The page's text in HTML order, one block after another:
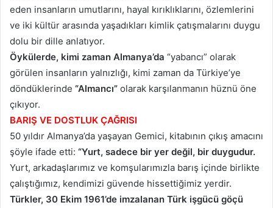
eden insanların umutlarını, hayal kırıklıklarını, özlemlerini
ve iki kültür arasında yaşadıkları kimlik çatışmalarını duygu
dolu bir dille anlatıyor.
Öykülerde, kimi zaman Almanya’da “yabancı” olarak
görülen insanların yalnızlığı, kimi zaman da Türkiye’ye
döndüklerinde “Almancı” olarak karşılanmanın hüznü öne
çıkıyor.
BARIŞ VE DOSTLUK ÇAĞRISI
50 yıldır Almanya’da yaşayan Gemici, kitabının çıkış amacını
şöyle ifade etti: “Yurt, sadece bir yer değil, bir duygudur.
Yurt, arkadaşlarımız ve komşularımızla barış içinde birlikte
çalıştığımız, kendimizi güvende hissettiğimiz yerdir.
Türkler, 30 Ekim 1961’de imzalanan Türk işgücü göçü